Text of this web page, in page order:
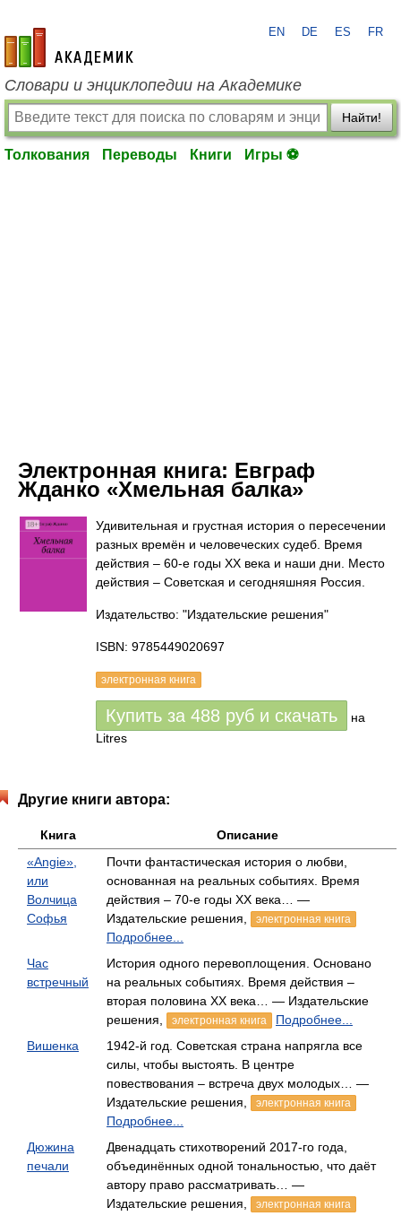
academic.ru
EN DE ES FR
Словари и энциклопедии на Академике
Найти!
Толкования Переводы Книги Игры ⚽
Электронная книга: Евграф
Жданко «Хмельная балка»
Удивительная и грустная история о пересечении
разных времён и человеческих судеб. Время
действия – 60-е годы ХХ века и наши дни. Место
действия – Советская и сегодняшняя Россия.
Издательство: "Издательские решения"
ISBN: 9785449020697
электронная книга
Купить за 488 руб и скачать
на
Litres
Другие книги автора:
Книга
Описание
«Angie»,
или
Волчица
Софья
Почти фантастическая история о любви,
основанная на реальных событиях. Время
действия – 70-е годы ХХ века… —
Издательские решения,
электронная книга
Подробнее...
Час
встречный
История одного перевоплощения. Основано
на реальных событиях. Время действия –
вторая половина ХХ века… — Издательские
решения,
электронная книга
Подробнее...
Вишенка
1942-й год. Советская страна напрягла все
силы, чтобы выстоять. В центре
повествования – встреча двух молодых… —
Издательские решения,
электронная книга
Подробнее...
Дюжина
печали
Двенадцать стихотворений 2017-го года,
объединённых одной тональностью, что даёт
автору право рассматривать… —
Издательские решения,
электронная книга